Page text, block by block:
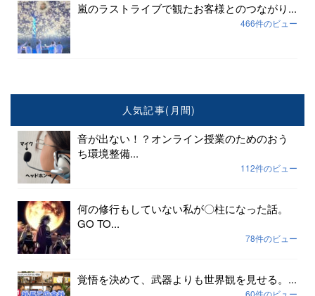
嵐のラストライブで観たお客様とのつながり...
466件のビュー
人気記事(月間)
音が出ない！？オンライン授業のためのおう
ち環境整備...
112件のビュー
何の修行もしていない私が〇柱になった話。
GO TO...
78件のビュー
覚悟を決めて、武器よりも世界観を見せる。...
60件のビュー